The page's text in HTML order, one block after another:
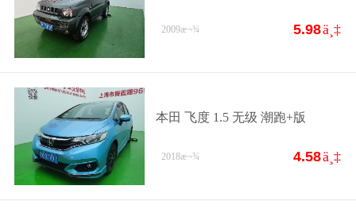
5.98ä¸‡
2009æ¬¾
本田 飞度 1.5 无级 潮跑+版
4.58ä¸‡
2018æ¬¾